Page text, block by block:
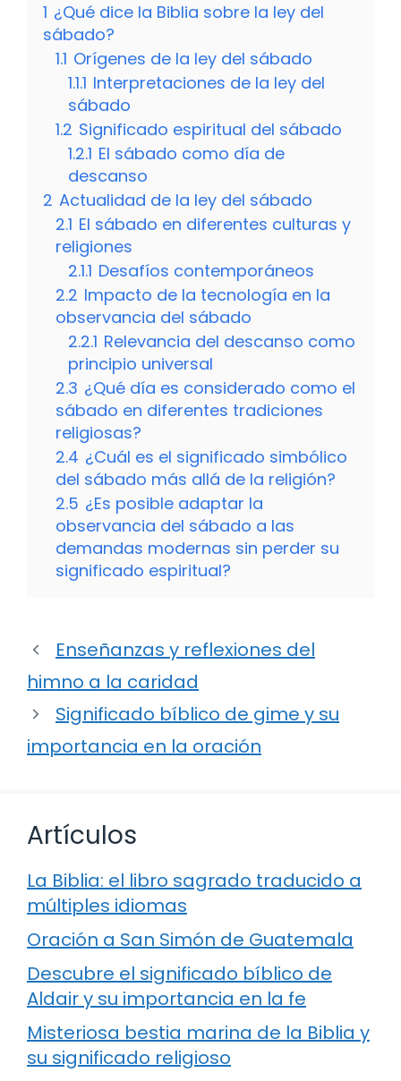
1 ¿Qué dice la Biblia sobre la ley del
sábado?
1.1 Orígenes de la ley del sábado
1.1.1 Interpretaciones de la ley del
sábado
1.2 Significado espiritual del sábado
1.2.1 El sábado como día de
descanso
2 Actualidad de la ley del sábado
2.1 El sábado en diferentes culturas y
religiones
2.1.1 Desafíos contemporáneos
2.2 Impacto de la tecnología en la
observancia del sábado
2.2.1 Relevancia del descanso como
principio universal
2.3 ¿Qué día es considerado como el
sábado en diferentes tradiciones
religiosas?
2.4 ¿Cuál es el significado simbólico
del sábado más allá de la religión?
2.5 ¿Es posible adaptar la
observancia del sábado a las
demandas modernas sin perder su
significado espiritual?
Enseñanzas y reflexiones del
himno a la caridad
Significado bíblico de gime y su
importancia en la oración
Artículos
La Biblia: el libro sagrado traducido a
múltiples idiomas
Oración a San Simón de Guatemala
Descubre el significado bíblico de
Aldair y su importancia en la fe
Misteriosa bestia marina de la Biblia y
su significado religioso